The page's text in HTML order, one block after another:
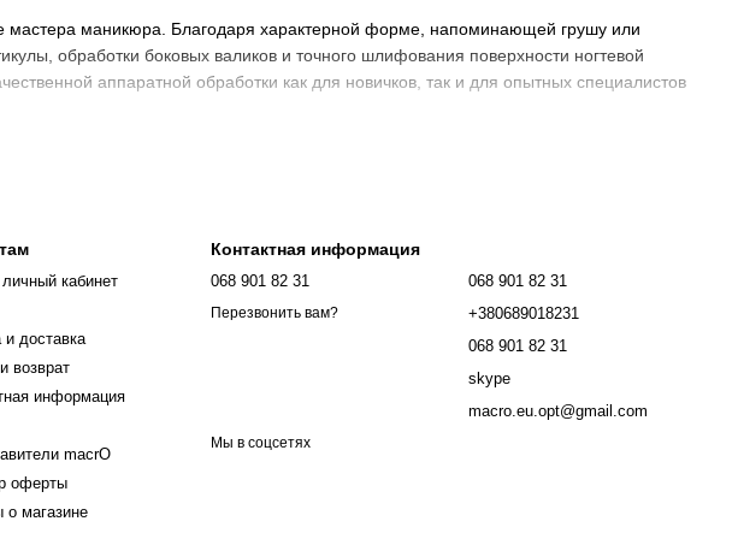
мастера маникюра. Благодаря характерной форме, напоминающей грушу или
обработки боковых валиков и точного шлифования поверхности ногтевой
аппаратной обработки как для новичков, так и для опытных специалистов
зонам вокруг кутикулы без риска травмирования.
без потери эффективности.
различные задачи шлифовки.
чистую обработку ногтей.
и гигиеничность инструмента.
центру тяжести и точному изготовлению.
пластины и боковых валиков..
кабинет
доставка
возврат
информация
macrO
оферты
о магазине
Контактная информация
068 901 82 31
Перезвонить вам?
068 901 82 31
+380689018231
068 901 82 31
skype
macro.eu.opt@gmail.com
Мы в соцсетях